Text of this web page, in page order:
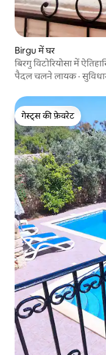
Birgu में घर
बिरगु विटोरियोसा में
पैदल चलने लायक·
गेस्ट्स की फ़ेवरेट
गेस्ट्स की फ़ेवरेट